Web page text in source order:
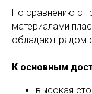
По сравнению с
материалами
обладают рядом
К основным
высокая